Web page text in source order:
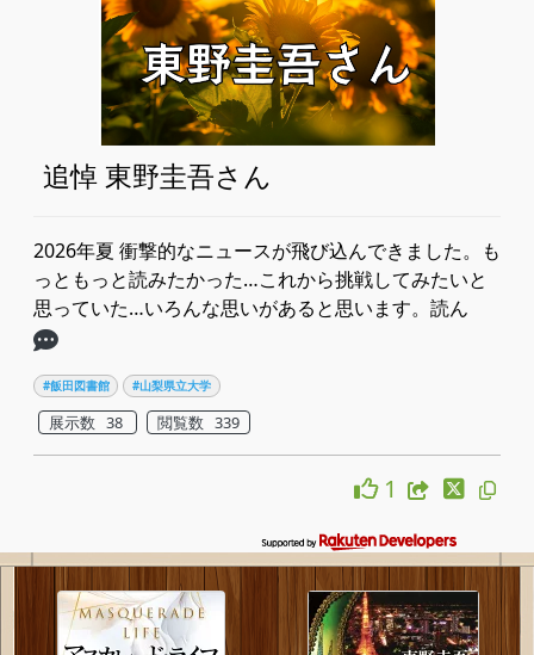
追悼 東野圭吾さん
2026年夏 衝撃的なニュースが飛び込んできました。も
っともっと読みたかった…これから挑戦してみたいと
思っていた…いろんな思いがあると思います。読ん
#飯田図書館 #山梨県立大学
展示数 38 閲覧数 339
1